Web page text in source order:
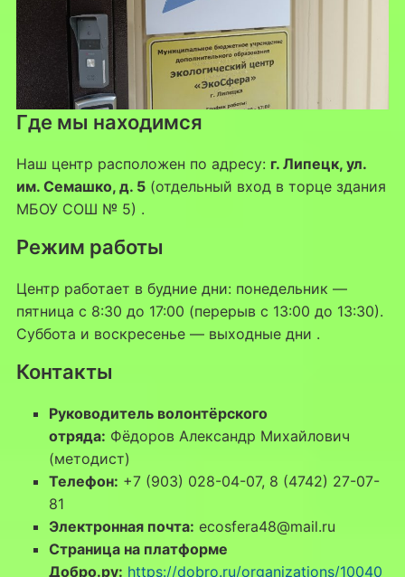
Где мы находимся
Наш центр расположен по адресу: г. Липецк, ул.
им. Семашко, д. 5(отдельный вход в торце здания
МБОУ СОШ № 5) .
Режим работы
Центр работает в будние дни: понедельник —
пятница с 8:30 до 17:00 (перерыв с 13:00 до 13:30).
Суббота и воскресенье — выходные дни .
Контакты
Руководитель волонтёрского
отряда: Фёдоров Александр Михайлович
(методист)
Телефон: +7 (903) 028-04-07, 8 (4742) 27-07-
81
Электронная почта: ecosfera48@mail.ru
Страница на платформе
Добро.ру: https://dobro.ru/organizations/10040